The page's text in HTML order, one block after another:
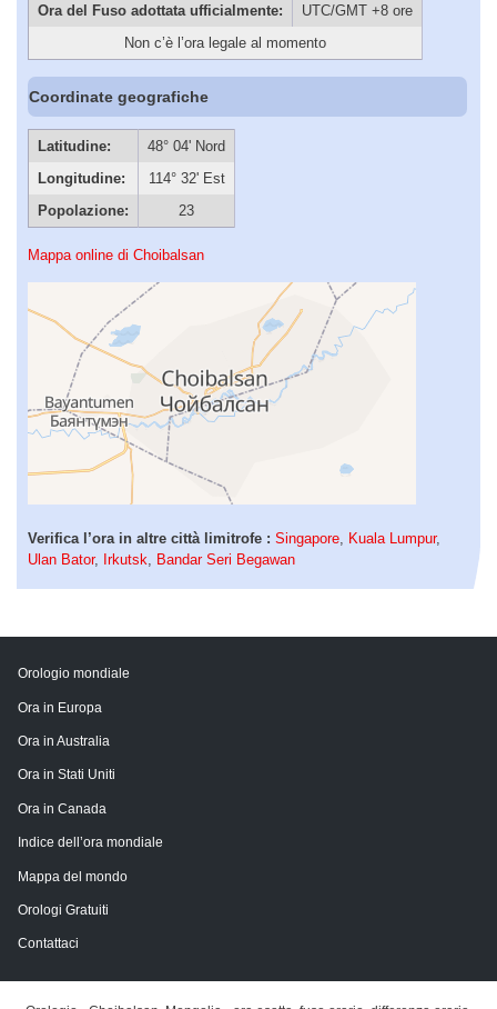
Ora del Fuso adottata ufficialmente:
UTC/GMT +8 ore
Non c’è l’ora legale al momento
Coordinate geografiche
Latitudine:
48° 04' Nord
Longitudine:
114° 32' Est
Popolazione:
23
Mappa online di Choibalsan
Verifica l’ora in altre città limitrofe : Singapore Kuala Lumpur,
Ulan Bator, Irkutsk Bandar Seri Begawan
Orologio mondiale
Ora in Europa
Ora in Australia
Ora in Stati Uniti
Ora in Canada
Indice dell’ora mondiale
Mappa del mondo
Orologi Gratuiti
Contattaci